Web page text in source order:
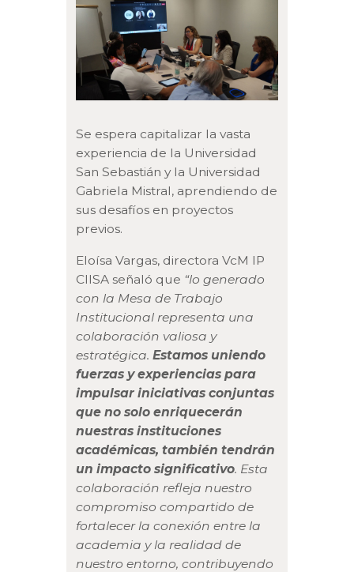
Se espera capitalizar la vasta
experiencia de la Universidad
San Sebastián y la Universidad
Gabriela Mistral, aprendiendo de
sus desafíos en proyectos
previos.
Eloísa Vargas, directora VcM IP
CIISA señaló que “lo generado
con la Mesa de Trabajo
Institucional representa una
colaboración valiosa y
estratégica.Estamos uniendo
fuerzas y experiencias para
impulsar iniciativas conjuntas
que no solo enriquecerán
nuestras instituciones
académicas, también tendrán
un impacto significativo. Esta
colaboración refleja nuestro
compromiso compartido de
fortalecer la conexión entre la
academia y la realidad de
nuestro entorno, contribuyendo